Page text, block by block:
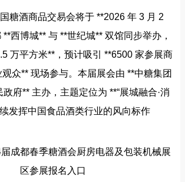
糖酒商品交易会将于 **2026 年 3 月 2
**西博城** 与 **世纪城** 双馆同步举办，
万平方米**，预计吸引 **6500 家参展商
众** 现场参与。本届展会由 **中糖集团
府** 主办，主题定位为 **“展城融合·消
发挥中国食品酒类行业的风向标作